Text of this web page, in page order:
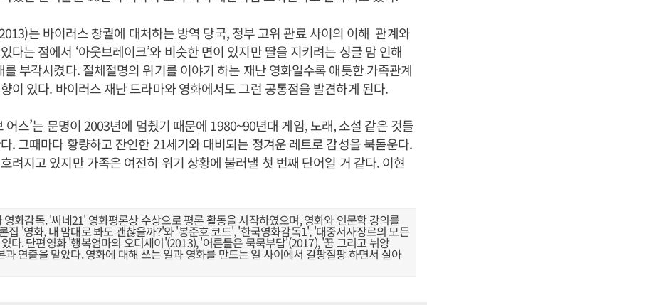
2013)는 바이러스 창궐에 대처하는 방역 당국, 정부 고위 관료 사이의 이해 관계와
다는 점에서 ‘아웃브레이크’와 비슷한 면이 있지만 딸을 지키려는 싱글 맘 인해
를 부각시켰다. 절체절명의 위기를 이야기 하는 재난 영화일수록 애틋한 가족관계
이 있다. 바이러스 재난 드라마와 영화에서도 그런 공통점을 발견하게 된다.
어스’는 문명이 2003년에 멈췄기 때문에 1980~90년대 게임, 노래, 소설 같은 것들
. 그때마다 황량하고 잔인한 21세기와 대비되는 정겨운 레트로 감성을 북돋운다.
려지고 있지만 가족은 여전히 위기 상황에 불러낼 첫 번째 단어일 거 같다. 이현
영화감독. '씨네21' 영화평론상 수상으로 평론 활동을 시작하였으며, 영화와 인문학 강의를
집 '영화, 내 맘대로 봐도 괜찮을까?'와 '봉준호 코드', '한국영화감독1', '대중서사장르의 모든
다. 단편영화 '행복엄마의 오디세이'(2013), '어른들은 묵묵부답'(2017), '꿈 그리고 뉘앙
과 연출을 맡았다. 영화에 대해 쓰는 일과 영화를 만드는 일 사이에서 갈팡질팡 하면서 살아